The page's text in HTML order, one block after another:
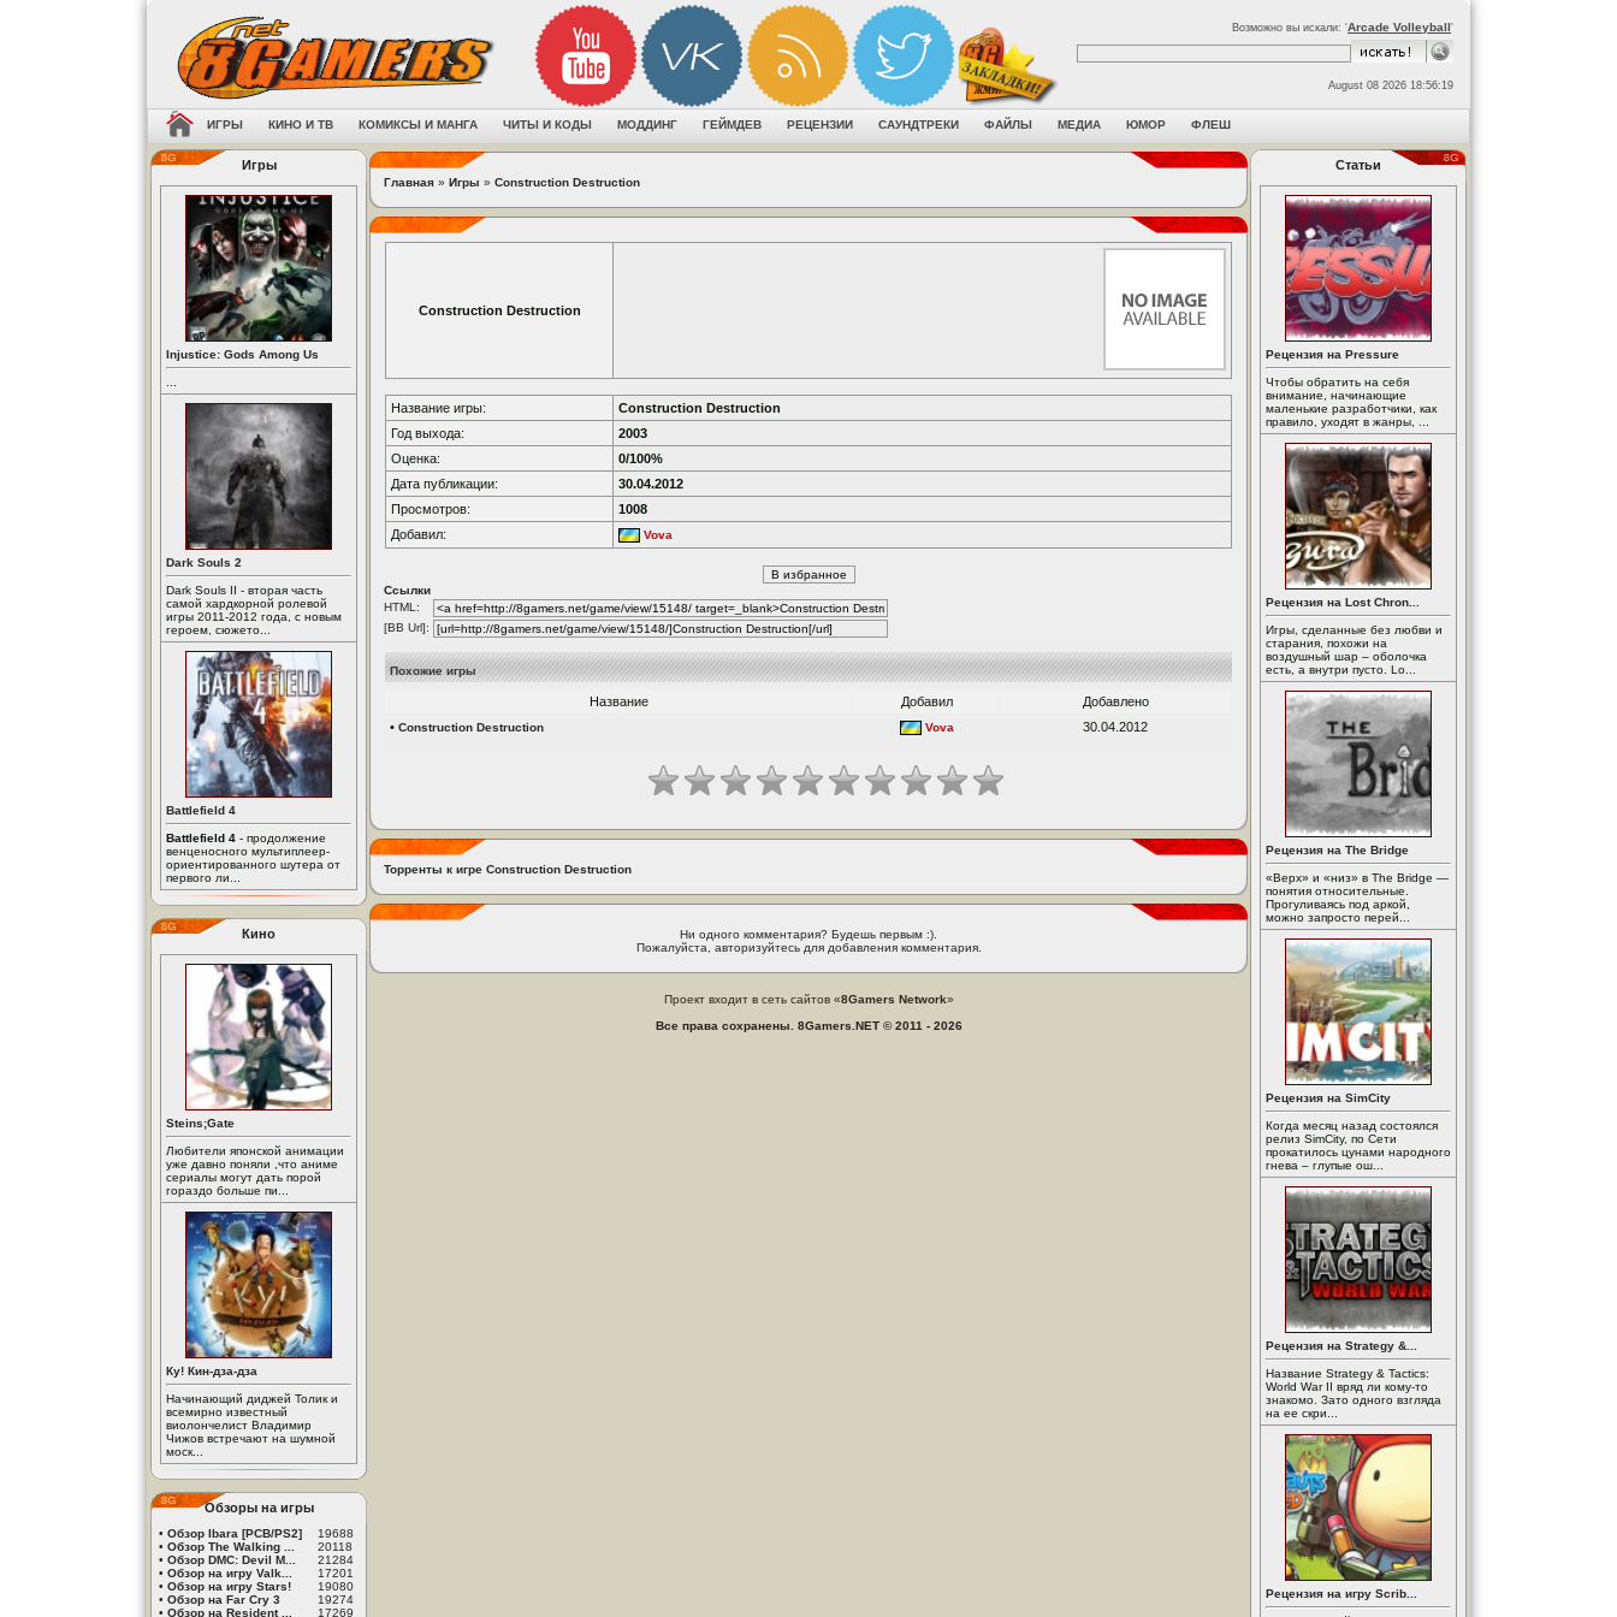
Возможно вы искали: 'Arcade Volleyball'
August 08 2026 18:56:19
ИГРЫ КИНО И ТВ КОМИКСЫ И МАНГА ЧИТЫ И КОДЫ МОДДИНГ ГЕЙМДЕВ РЕЦЕНЗИИ САУНДТРЕКИ ФАЙЛЫ МЕДИА ЮМОР ФЛЕШ
Игры
Injustice: Gods Among Us
Dark Souls 2
Dark Souls II - вторая часть
самой хардкорной ролевой
игры 2011-2012 года, с новым
героем, сюжето...
Battlefield 4
Battlefield 4 - продолжение
венценосного мультиплеер-
ориентированного шутера от
первого ли...
Кино
Steins;Gate
Любители японской анимации
уже давно поняли ,что аниме
сериалы могут дать порой
гораздо больше пи...
Ку! Кин-дза-дза
Начинающий диджей Толик и
всемирно известный
виолончелист Владимир
Чижов встречают на шумной
моск...
Обзоры на игры
• Обзор Ibara [PCB/PS2]
19688
• Обзор The Walking ...
20118
• Обзор DMC: Devil M...
21284
• Обзор на игру Valk...
17201
• Обзор на игру Stars!
19080
• Обзор на Far Cry 3
19274
• Обзор на Resident ... 17269
Главная » Игры » Construction Destruction
Construction Destruction
Название игры:
Construction Destruction
Год выхода:
2003
Оценка:
0/100%
Дата публикации:
30.04.2012
Просмотров:
1008
Добавил:
Vova
Ссылки
HTML:
[BB Url]:
Похожие игры
Название Добавил
Добавлено
• Construction Destruction Vova 30.04.2012
Торренты к игре Construction Destruction
Ни одного комментария? Будешь первым :).
Пожалуйста, авторизуйтесь для добавления комментария.
Проект входит в сеть сайтов «8Gamers Network»
Все права сохранены. 8Gamers.NET © 2011 - 2026
Статьи
Рецензия на Pressure
Чтобы обратить на себя
внимание, начинающие
маленькие разработчики, как
правило, уходят в жанры, ...
Рецензия на Lost Chron...
Игры, сделанные без любви и
старания, похожи на
воздушный шар – оболочка
есть, а внутри пусто. Lo...
Рецензия на The Bridge
«Верх» и «низ» в The Bridge —
понятия относительные.
Прогуливаясь под аркой,
можно запросто перей...
Рецензия на SimCity
Когда месяц назад состоялся
релиз SimCity, по Сети
прокатилось цунами народного
гнева – глупые ош...
Рецензия на Strategy &...
Название Strategy & Tactics:
World War II вряд ли кому-то
знакомо. Зато одного взгляда
на ее скри...
Рецензия на игру Scrib...